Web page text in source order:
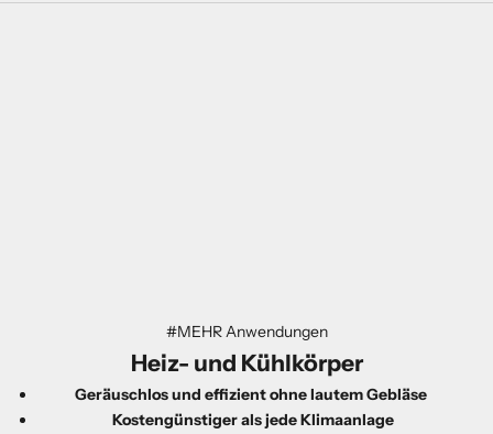
#MEHR Anwendungen
Heiz- und Kühlkörper
Geräuschlos und effizient ohne lautem Gebläse
Kostengünstiger als jede Klimaanlage